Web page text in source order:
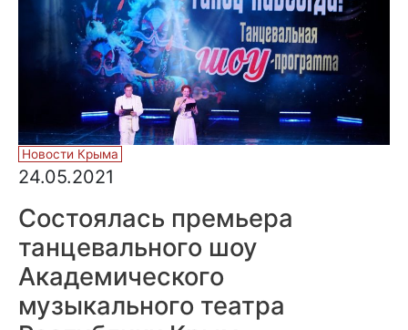
Новости Крыма
24.05.2021
Состоялась премьера
танцевального шоу
Академического
музыкального театра